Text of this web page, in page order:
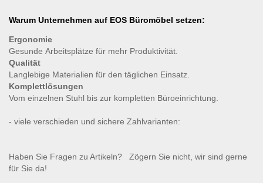
Warum Unternehmen auf EOS Büromöbel setzen:
Ergonomie
Gesunde Arbeitsplätze für mehr Produktivität.
Qualität
Langlebige Materialien für den täglichen Einsatz.
Komplettlösungen
Vom einzelnen Stuhl bis zur kompletten Büroeinrichtung.
- viele verschieden und sichere Zahlvarianten:
Haben Sie Fragen zu Artikeln? Zögern Sie nicht, wir sind gerne
für Sie da!